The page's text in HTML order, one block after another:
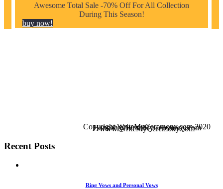
Awesome Total Sale -70% Off For All Collection
During This Season!
buy now!
www.WriteMyCeremony.com
Hannah@WriteMyCeremony.com
Copyright WriteMyCeremony.com 2020
Recent Posts
Ring Vows and Personal Vows